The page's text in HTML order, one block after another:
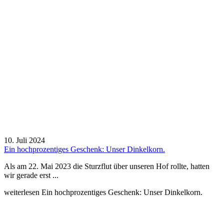
10. Juli 2024
Ein hochprozentiges Geschenk: Unser Dinkelkorn.
Als am 22. Mai 2023 die Sturzflut über unseren Hof rollte, hatten
wir gerade erst ...
weiterlesen Ein hochprozentiges Geschenk: Unser Dinkelkorn.